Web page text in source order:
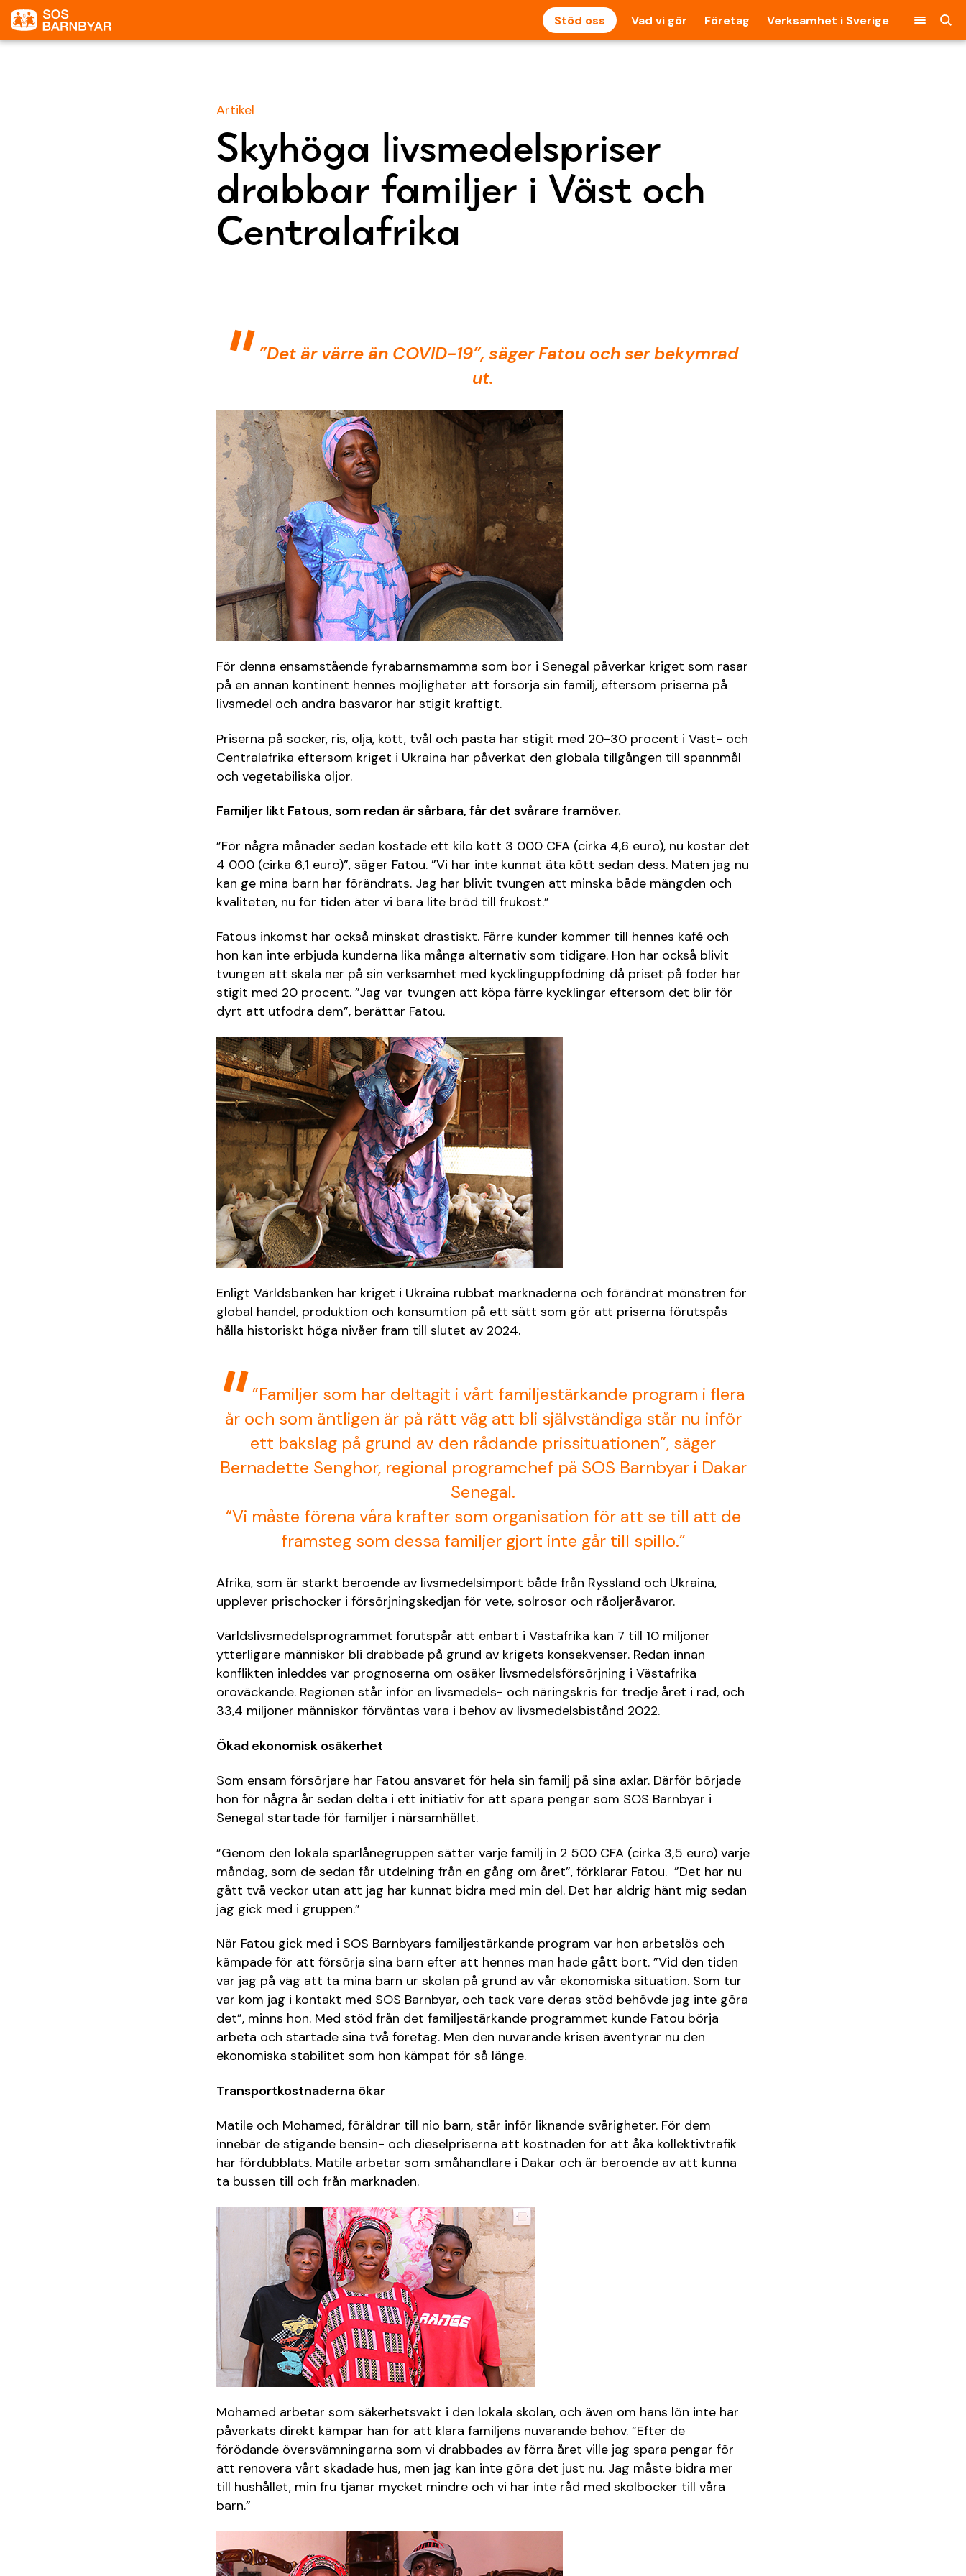
Stöd oss Vad vi gör Företag Verksamhet i Sverige
Artikel
Skyhöga livsmedelspriser
drabbar familjer i Väst och
Centralafrika
”Det är värre än COVID-19”, säger Fatou och ser bekymrad
ut.
För denna ensamstående fyrabarnsmamma som bor i Senegal påverkar kriget som rasar
på en annan kontinent hennes möjligheter att försörja sin familj, eftersom priserna på
livsmedel och andra basvaror har stigit kraftigt.
Priserna på socker, ris, olja, kött, tvål och pasta har stigit med 20-30 procent i Väst- och
Centralafrika eftersom kriget i Ukraina har påverkat den globala tillgången till spannmål
och vegetabiliska oljor.
Familjer likt Fatous, som redan är sårbara, får det svårare framöver.
”För några månader sedan kostade ett kilo kött 3 000 CFA (cirka 4,6 euro), nu kostar det
4 000 (cirka 6,1 euro)”, säger Fatou. ”Vi har inte kunnat äta kött sedan dess. Maten jag nu
kan ge mina barn har förändrats. Jag har blivit tvungen att minska både mängden och
kvaliteten, nu för tiden äter vi bara lite bröd till frukost.”
Fatous inkomst har också minskat drastiskt. Färre kunder kommer till hennes kafé och
hon kan inte erbjuda kunderna lika många alternativ som tidigare. Hon har också blivit
tvungen att skala ner på sin verksamhet med kycklinguppfödning då priset på foder har
stigit med 20 procent. ”Jag var tvungen att köpa färre kycklingar eftersom det blir för
dyrt att utfodra dem”, berättar Fatou.
Enligt Världsbanken har kriget i Ukraina rubbat marknaderna och förändrat mönstren för
global handel, produktion och konsumtion på ett sätt som gör att priserna förutspås
hålla historiskt höga nivåer fram till slutet av 2024.
”Familjer som har deltagit i vårt familjestärkande program i flera
år och som äntligen är på rätt väg att bli självständiga står nu inför
ett bakslag på grund av den rådande prissituationen”, säger
Bernadette Senghor, regional programchef på SOS Barnbyar i Dakar
Senegal.
“Vi måste förena våra krafter som organisation för att se till att de
framsteg som dessa familjer gjort inte går till spillo.”
Afrika, som är starkt beroende av livsmedelsimport både från Ryssland och Ukraina,
upplever prischocker i försörjningskedjan för vete, solrosor och råoljeråvaror.
Världslivsmedelsprogrammet förutspår att enbart i Västafrika kan 7 till 10 miljoner
ytterligare människor bli drabbade på grund av krigets konsekvenser. Redan innan
konflikten inleddes var prognoserna om osäker livsmedelsförsörjning i Västafrika
oroväckande. Regionen står inför en livsmedels- och näringskris för tredje året i rad, och
33,4 miljoner människor förväntas vara i behov av livsmedelsbistånd 2022.
Ökad ekonomisk osäkerhet
Som ensam försörjare har Fatou ansvaret för hela sin familj på sina axlar. Därför började
hon för några år sedan delta i ett initiativ för att spara pengar som SOS Barnbyar i
Senegal startade för familjer i närsamhället.
”Genom den lokala sparlånegruppen sätter varje familj in 2 500 CFA (cirka 3,5 euro) varje
måndag, som de sedan får utdelning från en gång om året”, förklarar Fatou. ”Det har nu
gått två veckor utan att jag har kunnat bidra med min del. Det har aldrig hänt mig sedan
jag gick med i gruppen.”
När Fatou gick med i SOS Barnbyars familjestärkande program var hon arbetslös och
kämpade för att försörja sina barn efter att hennes man hade gått bort. ”Vid den tiden
var jag på väg att ta mina barn ur skolan på grund av vår ekonomiska situation. Som tur
var kom jag i kontakt med SOS Barnbyar, och tack vare deras stöd behövde jag inte göra
det”, minns hon. Med stöd från det familjestärkande programmet kunde Fatou börja
arbeta och startade sina två företag. Men den nuvarande krisen äventyrar nu den
ekonomiska stabilitet som hon kämpat för så länge.
Transportkostnaderna ökar
Matile och Mohamed, föräldrar till nio barn, står inför liknande svårigheter. För dem
innebär de stigande bensin- och dieselpriserna att kostnaden för att åka kollektivtrafik
har fördubblats. Matile arbetar som småhandlare i Dakar och är beroende av att kunna
ta bussen till och från marknaden.
Mohamed arbetar som säkerhetsvakt i den lokala skolan, och även om hans lön inte har
påverkats direkt kämpar han för att klara familjens nuvarande behov. ”Efter de
förödande översvämningarna som vi drabbades av förra året ville jag spara pengar för
att renovera vårt skadade hus, men jag kan inte göra det just nu. Jag måste bidra mer
till hushållet, min fru tjänar mycket mindre och vi har inte råd med skolböcker till våra
barn.”